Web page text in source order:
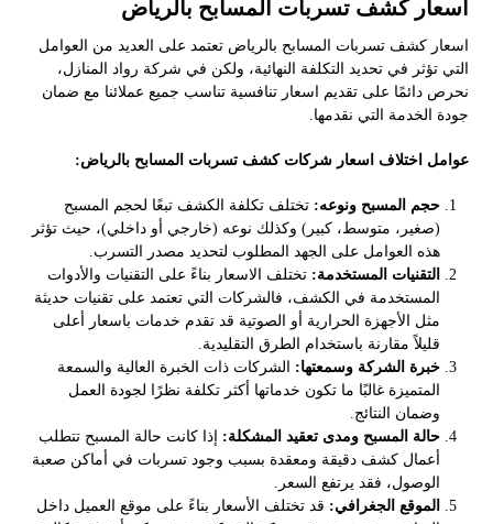
اسعار كشف تسربات المسابح بالرياض
اسعار كشف تسربات المسابح بالرياض تعتمد على العديد من العوامل
التي تؤثر في تحديد التكلفة النهائية، ولكن في شركة رواد المنازل،
نحرص دائمًا على تقديم اسعار تنافسية تناسب جميع عملائنا مع ضمان
جودة الخدمة التي نقدمها.
عوامل اختلاف اسعار شركات كشف تسربات المسابح بالرياض:
حجم المسبح ونوعه: تختلف تكلفة الكشف تبعًا لحجم المسبح
(صغير، متوسط، كبير) وكذلك نوعه (خارجي أو داخلي)، حيث تؤثر
هذه العوامل على الجهد المطلوب لتحديد مصدر التسرب.
التقنيات المستخدمة: تختلف الاسعار بناءً على التقنيات والأدوات
المستخدمة في الكشف، فالشركات التي تعتمد على تقنيات حديثة
مثل الأجهزة الحرارية أو الصوتية قد تقدم خدمات باسعار أعلى
قليلاً مقارنة باستخدام الطرق التقليدية.
خبرة الشركة وسمعتها: الشركات ذات الخبرة العالية والسمعة
المتميزة غالبًا ما تكون خدماتها أكثر تكلفة نظرًا لجودة العمل
وضمان النتائج.
حالة المسبح ومدى تعقيد المشكلة: إذا كانت حالة المسبح تتطلب
أعمال كشف دقيقة ومعقدة بسبب وجود تسربات في أماكن صعبة
الوصول، فقد يرتفع السعر.
الموقع الجغرافي: قد تختلف الأسعار بناءً على موقع العميل داخل